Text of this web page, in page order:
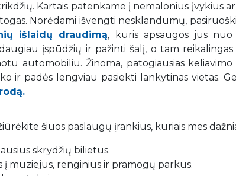
Kartais patenkame į nemalonius įvykius
Norėdami išvengti nesklandumų,
išlaidų draudimą, kuris apsaugos jus
įspūdžių ir pažinti šalį, o tam reikalingas
automobiliu. Žinoma, patogiausias keliavimo
ir padės lengviau pasiekti lankytinas vietas.
šiuos paslaugų įrankius, kuriais mes
skrydžių bilietus.
muziejus, renginius ir pramogų parkus.